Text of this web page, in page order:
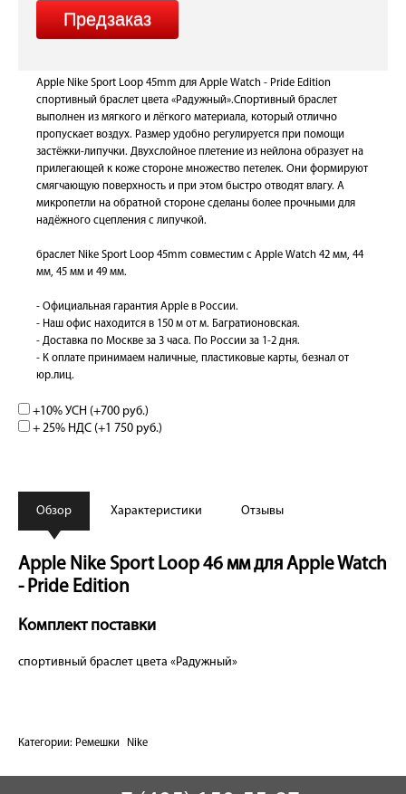
Apple Nike Sport Loop 45mm для Apple Watch - Pride Edition
спортивный браслет цвета «Радужный».Спортивный браслет
выполнен из мягкого и лёгкого материала, который отлично
пропускает воздух. Размер удобно регулируется при помощи
застёжки-липучки. Двухслойное плетение из нейлона образует на
прилегающей к коже стороне множество петелек. Они формируют
смягчающую поверхность и при этом быстро отводят влагу. А
микропетли на обратной стороне сделаны более прочными для
надёжного сцепления с липучкой.
браслет Nike Sport Loop 45mm совместим с Apple Watch 42 мм, 44
мм, 45 мм и 49 мм.
- Официальная гарантия Apple в России.
- Наш офис находится в 150 м от м. Багратионовская.
- Доставка по Москве за 3 часа. По России за 1-2 дня.
- К оплате принимаем наличные, пластиковые карты, безнал от
юр.лиц.
+10% УСН (+700 руб.)
+ 25% НДС (+1 750 руб.)
Обзор Характеристики Отзывы
Apple Nike Sport Loop 46 мм для Apple Watch
- Pride Edition
Комплект поставки
спортивный браслет цвета «Радужный»
Категории: Ремешки Nike